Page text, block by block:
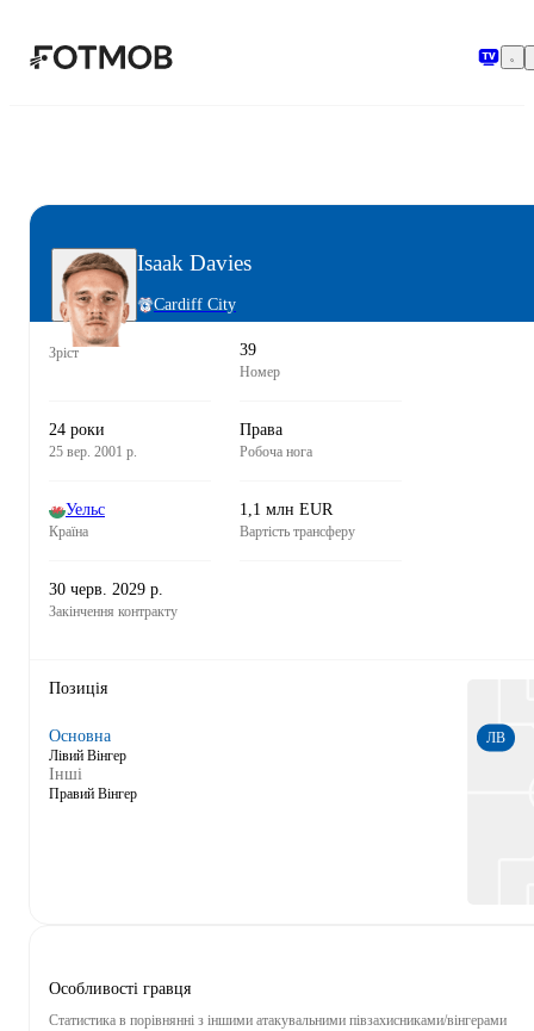
Isaak Davies
Cardiff City
Зріст 39
Номер
24 роки
25 вер. 2001 р.
Права
Робоча нога
Уельс
Країна
1,1 млн EUR
Вартість трансферу
30 черв. 2029 р.
Закінчення контракту
Позиція
Основна
Лівий Вінгер
Інші
Правий Вінгер
ЛВ
Особливості гравця
Статистика в порівнянні з іншими атакувальними півзахисниками/вінгерами